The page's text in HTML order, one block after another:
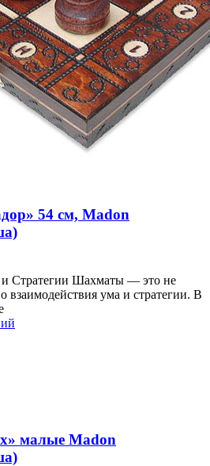
54 см, Madon
Стратегии Шахматы — это не
взаимодействия ума и стратегии. В
малые Madon